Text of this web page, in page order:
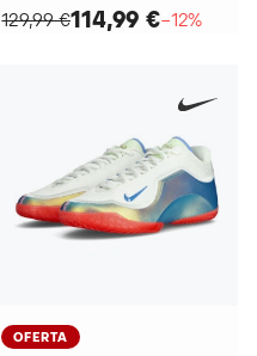
129,99 €114,99 €−12%
OFERTA